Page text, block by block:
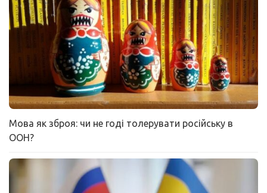
Мова як зброя: чи не годі толерувати російську в
ООН?